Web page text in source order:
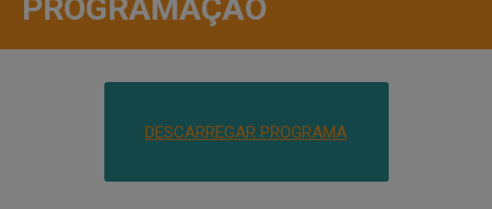
PROGRAMAÇÃO
DESCARREGAR PROGRAMA